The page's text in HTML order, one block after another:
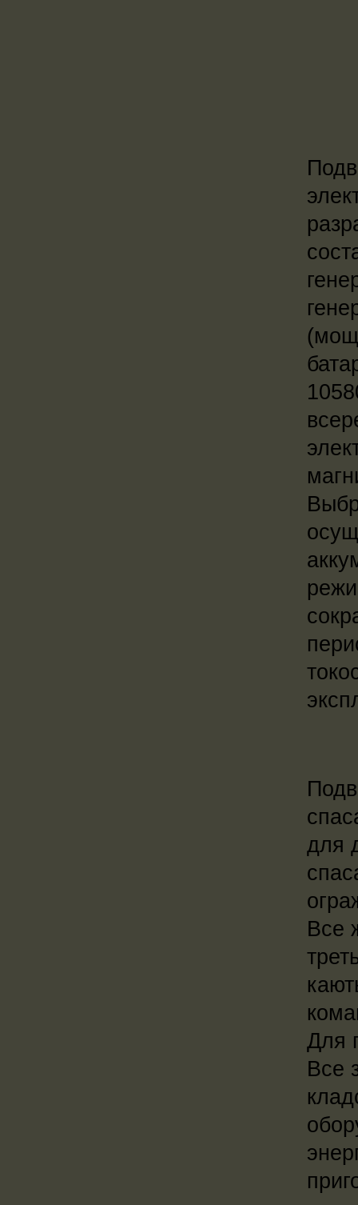
для
Все
Для
Все